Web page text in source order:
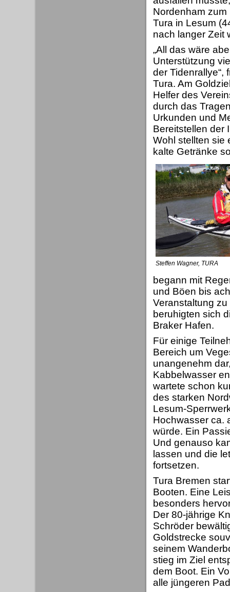
Nordenham
Tura in Lesum
nach langer Zeit
„All das wäre
Unterstützung
der Tidenrallye“,
Tura. Am
Helfer des
durch das
Urkunden und
Bereitstellen der
Wohl stellten sie
kalte Getränke
Steffen Wagner, TURA
begann mit
und Böen bis
Veranstaltung
beruhigten sich
Braker Hafen.
Für einige
Bereich um
unangenehm
Kabbelwasser
wartete schon
des starken
Lesum-
Hochwasser ca.
würde. Ein
Und genauso
lassen und die
fortsetzen.
Tura Bremen
Booten. Eine
besonders
Der 80-jährige
Schröder
Goldstrecke
seinem
stieg im Ziel
dem Boot. Ein
alle jüngeren